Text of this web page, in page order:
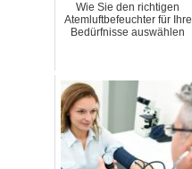
Wie Sie den richtigen
Atemluftbefeuchter für Ihre
Bedürfnisse auswählen